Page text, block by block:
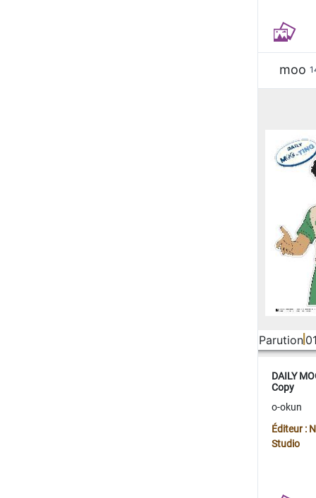
moo
Parution
DAILY
Copy
o-okun
Éditeur :
Studio